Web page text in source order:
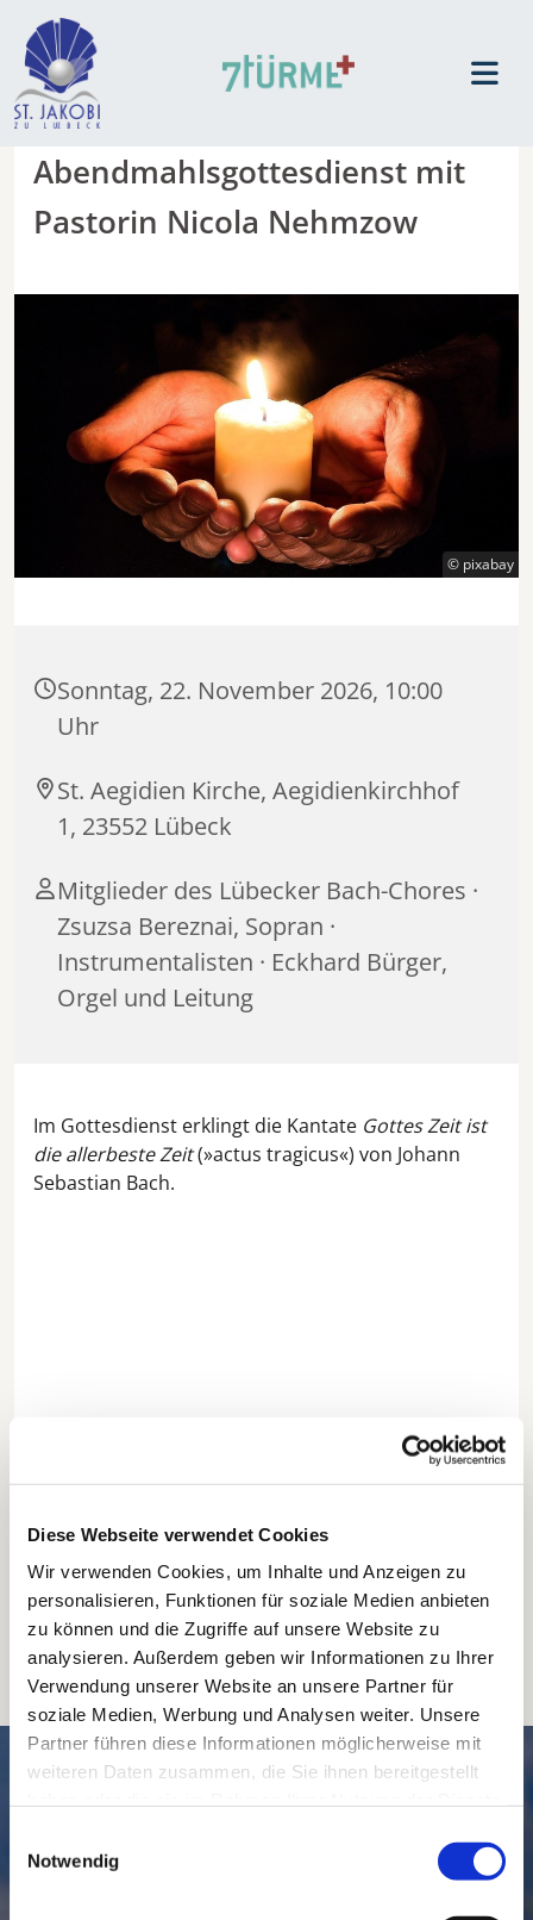
Diese Webseite verwendet Cookies
Wir verwenden Cookies, um Inhalte und Anzeigen zu
personalisieren, Funktionen für soziale Medien anbieten
zu können und die Zugriffe auf unsere Website zu
analysieren. Außerdem geben wir Informationen zu Ihrer
Verwendung unserer Website an unsere Partner für
soziale Medien, Werbung und Analysen weiter. Unsere
Partner führen diese Informationen möglicherweise mit
weiteren Daten zusammen, die Sie ihnen bereitgestellt
Notwendig
Abendmahlsgottesdienst mit
Pastorin Nicola Nehmzow
© pixabay
Sonntag, 22. November 2026, 10:00
Uhr
St. Aegidien Kirche, Aegidienkirchhof
1, 23552 Lübeck
Mitglieder des Lübecker Bach-Chores ·
Zsuzsa Bereznai, Sopran ·
Instrumentalisten · Eckhard Bürger,
Orgel und Leitung
Im Gottesdienst erklingt die Kantate Gottes Zeit ist
die allerbeste Zeit(»actus tragicus«) von Johann
Sebastian Bach.
SCHNELL // NAVIGIERT